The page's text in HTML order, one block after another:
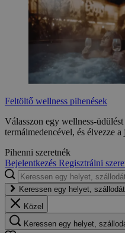
Feltöltő wellness pihenések
Válasszon egy wellness-
termálmedencével, és élvezze
Pihenni szeretnék
Bejelentkezés Regisztrálni
Keressen egy helyet,
Közel
Keressen egy helyet,